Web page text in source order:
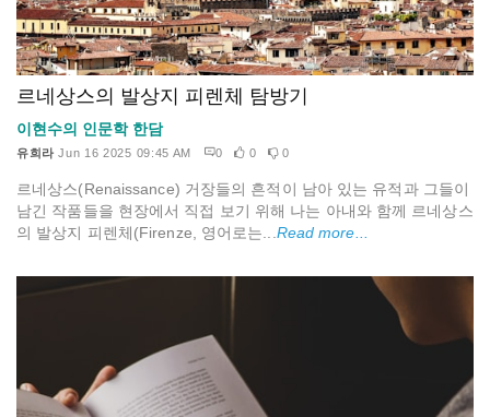
르네상스의 발상지 피렌체 탐방기
이현수의 인문학 한담
유희라 Jun 16 2025 09:45 AM 0 0 0
르네상스(Renaissance) 거장들의 흔적이 남아 있는 유적과 그들이
남긴 작품들을 현장에서 직접 보기 위해 나는 아내와 함께 르네상스
의 발상지 피렌체(Firenze, 영어로는... Read more...